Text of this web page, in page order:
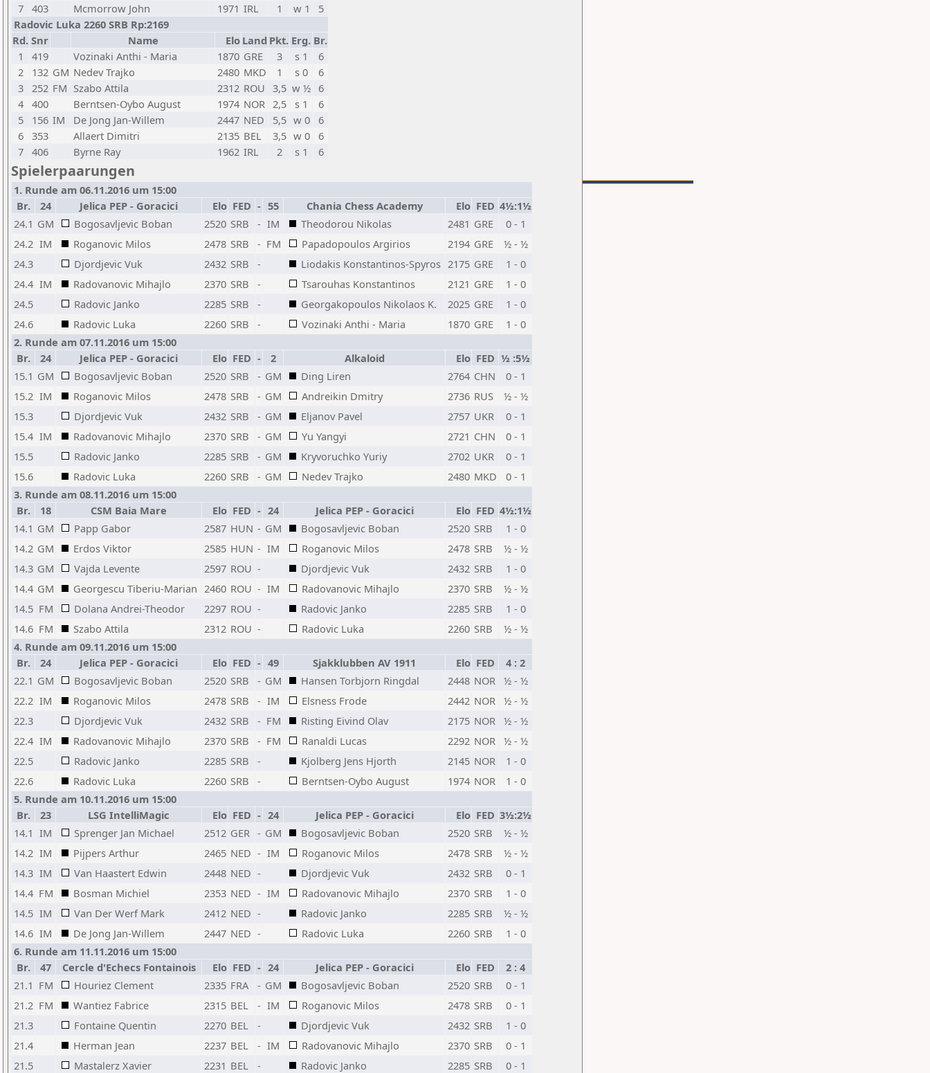
7 403 Mcmorrow John 1971 IRL 1 w 1
5
Radovic Luka 2260 SRB Rp:2169
Rd. Snr Name Elo Land Pkt. Erg. Br.
1
419 Vozinaki Anthi - Maria 1870 GRE 3 s 1
6
2
132 GM Nedev Trajko 2480 MKD 1 s 0
6
3 252 FM Szabo Attila 2312 ROU 3,5 w ½ 6
4 400 Berntsen-Oybo August 1974 NOR 2,5 s 1
6
5
156 IM De Jong Jan-Willem 2447 NED 5,5 w 0
6
6 353 Allaert Dimitri 2135 BEL 3,5 w 0
6
7 406 Byrne Ray 1962 IRL 2 s 1 6
Spielerpaarungen
1. Runde am 06.11.2016 um 15:00
Br.
24 Jelica PEP - Goracici Elo FED - 55 Chania Chess Academy Elo FED 4½:1½
24.1 GM Bogosavljevic Boban 2520 SRB - IM Theodorou Nikolas 2481 GRE
0 - 1
24.2 IM Roganovic Milos 2478 SRB - FM Papadopoulos Argirios 2194 GRE
½ - ½
24.3
Djordjevic Vuk 2432 SRB - Liodakis Konstantinos-Spyros 2175 GRE
1 - 0
24.4 IM Radovanovic Mihajlo 2370 SRB - Tsarouhas Konstantinos 2121 GRE
1 - 0
24.5
Radovic Janko 2285 SRB - Georgakopoulos Nikolaos K. 2025 GRE
1 - 0
24.6
Radovic Luka 2260 SRB - Vozinaki Anthi - Maria 1870 GRE
1 - 0
2. Runde am 07.11.2016 um 15:00
Br.
24 Jelica PEP - Goracici Elo FED - 2 Alkaloid Elo FED ½ :5½
15.1 GM Bogosavljevic Boban 2520 SRB - GM Ding Liren 2764 CHN
0 - 1
15.2 IM Roganovic Milos 2478 SRB - GM Andreikin Dmitry 2736 RUS
½ - ½
15.3
Djordjevic Vuk 2432 SRB - GM Eljanov Pavel 2757 UKR
0 - 1
15.4 IM Radovanovic Mihajlo 2370 SRB - GM Yu Yangyi 2721 CHN
0 - 1
15.5
Radovic Janko 2285 SRB - GM Kryvoruchko Yuriy 2702 UKR
0 - 1
15.6
Radovic Luka 2260 SRB - GM Nedev Trajko 2480 MKD
0 - 1
3. Runde am 08.11.2016 um 15:00
Br.
18 CSM Baia Mare Elo FED - 24 Jelica PEP - Goracici Elo FED 4½:1½
14.1 GM Papp Gabor 2587 HUN - GM Bogosavljevic Boban 2520 SRB
1 - 0
14.2 GM Erdos Viktor 2585 HUN - IM Roganovic Milos 2478 SRB
½ - ½
14.3 GM Vajda Levente 2597 ROU - Djordjevic Vuk 2432 SRB
1 - 0
14.4 GM Georgescu Tiberiu-Marian 2460 ROU - IM Radovanovic Mihajlo 2370 SRB
½ - ½
14.5 FM Dolana Andrei-Theodor 2297 ROU - Radovic Janko 2285 SRB
1 - 0
14.6 FM Szabo Attila 2312 ROU - Radovic Luka 2260 SRB
½ - ½
4. Runde am 09.11.2016 um 15:00
Br.
24 Jelica PEP - Goracici Elo FED - 49 Sjakklubben AV 1911 Elo FED
4 : 2
22.1 GM Bogosavljevic Boban 2520 SRB - GM Hansen Torbjorn Ringdal 2448 NOR ½ - ½
22.2 IM Roganovic Milos 2478 SRB - IM Elsness Frode 2442 NOR ½ - ½
22.3
Djordjevic Vuk 2432 SRB - FM Risting Eivind Olav 2175 NOR ½ - ½
22.4 IM Radovanovic Mihajlo 2370 SRB - FM Ranaldi Lucas 2292 NOR ½ - ½
22.5
Radovic Janko 2285 SRB - Kjolberg Jens Hjorth 2145 NOR
1 - 0
22.6
Radovic Luka 2260 SRB - Berntsen-Oybo August 1974 NOR
1 - 0
5. Runde am 10.11.2016 um 15:00
Br.
23 LSG IntelliMagic Elo FED - 24 Jelica PEP - Goracici Elo FED 3½:2½
14.1 IM Sprenger Jan Michael 2512 GER - GM Bogosavljevic Boban 2520 SRB
½ - ½
14.2 IM Pijpers Arthur 2465 NED - IM Roganovic Milos 2478 SRB
½ - ½
14.3 IM Van Haastert Edwin 2448 NED - Djordjevic Vuk 2432 SRB
0 - 1
14.4 FM Bosman Michiel 2353 NED - IM Radovanovic Mihajlo 2370 SRB
1 - 0
14.5 IM Van Der Werf Mark 2412 NED - Radovic Janko 2285 SRB
½ - ½
14.6 IM De Jong Jan-Willem 2447 NED - Radovic Luka 2260 SRB
1 - 0
6. Runde am 11.11.2016 um 15:00
Br.
47 Cercle d'Echecs Fontainois Elo FED - 24 Jelica PEP - Goracici Elo FED
2 : 4
21.1 FM Houriez Clement 2335 FRA - GM Bogosavljevic Boban 2520 SRB
0 - 1
21.2 FM Wantiez Fabrice 2315 BEL - IM Roganovic Milos 2478 SRB
0 - 1
21.3
Fontaine Quentin 2270 BEL - Djordjevic Vuk 2432 SRB
1 - 0
21.4
Herman Jean 2237 BEL - IM Radovanovic Mihajlo 2370 SRB
0 - 1
21.5
Mastalerz Xavier 2231 BEL - Radovic Janko 2285 SRB 0 - 1